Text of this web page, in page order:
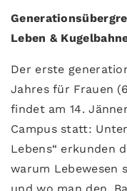
Leben &
Der erste
Jahres für Frauen
findet am 14.
Campus statt:
Lebens“ erkunden
warum Lebewesen